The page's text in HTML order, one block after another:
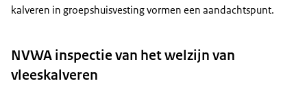
kalveren in groepshuisvesting vormen een aandachtspunt.
NVWA inspectie van het welzijn van
vleeskalveren